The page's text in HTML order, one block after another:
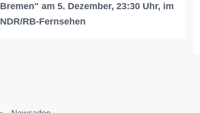
Bremen" am 5. Dezember, 23:30 Uhr, im
NDR/RB-Fernsehen